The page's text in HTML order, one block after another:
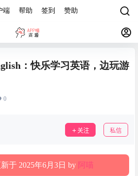
端 帮助 签到 赞助
：快乐学习英语，边玩游
0
关注 私信
于 2025年6月3日 by 阿喵